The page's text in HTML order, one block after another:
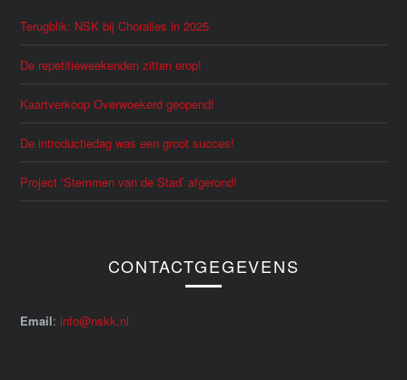
Terugblik: NSK bij Choralies in 2025
De repetitieweekenden zitten erop!
Kaartverkoop Overwoekerd geopend!
De introductiedag was een groot succes!
Project ‘Stemmen van de Stad’ afgerond!
CONTACTGEGEVENS
Email:info@nskk.nl